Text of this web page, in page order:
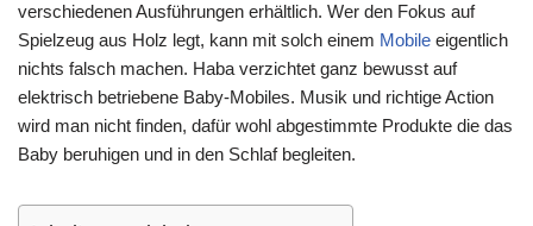
verschiedenen Ausführungen erhältlich. Wer den Fokus auf
Spielzeug aus Holz legt, kann mit solch einem Mobile eigentlich
nichts falsch machen. Haba verzichtet ganz bewusst auf
elektrisch betriebene Baby-Mobiles. Musik und richtige Action
wird man nicht finden, dafür wohl abgestimmte Produkte die das
Baby beruhigen und in den Schlaf begleiten.